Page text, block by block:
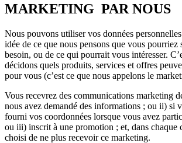
MARKETING PAR NOUS
Nous pouvons utiliser vos données
idée de ce que nous pensons que vous
besoin, ou de ce qui pourrait vous intéresser.
décidons quels produits, services et offres
pour vous (c’est ce que nous appelons le
Vous recevrez des communications marketing
nous avez demandé des informations ; ou ii) si
fourni vos coordonnées lorsque vous avez
ou iii) inscrit à une promotion ; et, dans chaque
choisi de ne plus recevoir ce marketing.